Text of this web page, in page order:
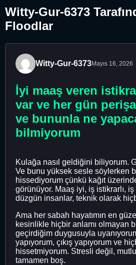
Witty-Gur-6373
Floodlar
Witty-Gur-6373Mayıs 16, 2026
İyi maaş veren
var ve her gün
ve bununla ne
bilmiyorum
Kulağa nasıl geldiğini biliyorum.
Ve bunu yüksek sesle söylerken
hissediyorum çünkü kağıt
görünüyor. Maaş iyi, iş istikrarlı, iş
düzgün insanlar, teknik olarak
Ama her sabah hayatımın en
kesinlikle hiçbir anlamı olmayan
geçirdiğim duygusuyla
yapıyorum, çıkış yapıyorum ve
hissetmiyorum. Stresli değil,
tamamen boş.